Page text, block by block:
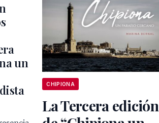
un
CHIPIONA
La Tercera edición